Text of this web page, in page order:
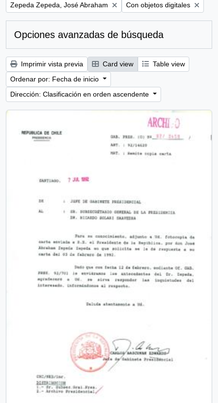
Remove filter:
Zepeda Zepeda, José Abraham Remove filter:
Con objetos digitales
Opciones avanzadas de búsqueda
Imprimir vista previa Card view
Table view
Ordenar por: Fecha de inicio
Dirección: Clasificación en orden ascendente